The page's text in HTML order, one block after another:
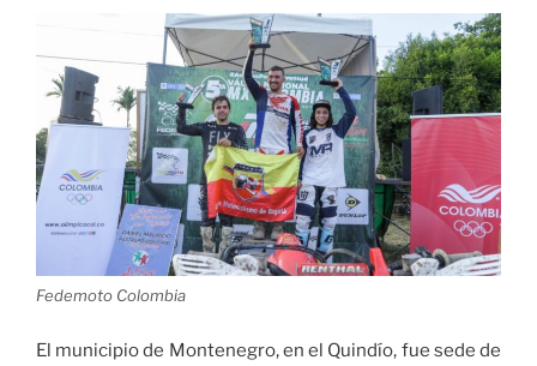
al
río
Aguacatal»
Fedemoto Colombia
El municipio de Montenegro, en el Quindío, fue sede de